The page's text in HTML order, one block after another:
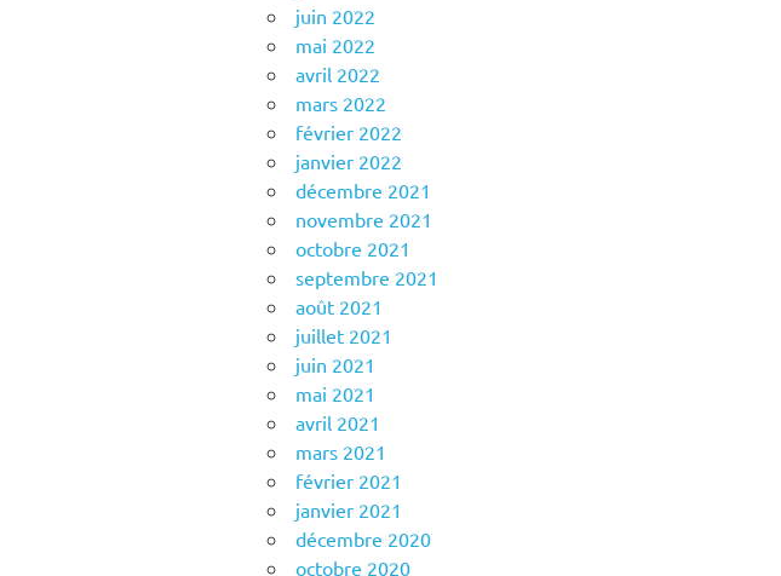
juin 2022
mai 2022
avril 2022
mars 2022
février 2022
janvier 2022
décembre 2021
novembre 2021
octobre 2021
septembre 2021
août 2021
juillet 2021
juin 2021
mai 2021
avril 2021
mars 2021
février 2021
janvier 2021
décembre 2020
octobre 2020